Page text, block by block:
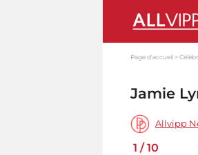
Page d'accueil
Jamie
Allvipp
1 /10